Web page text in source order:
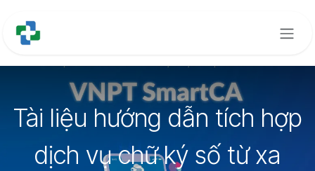
Tài liệu hướng dẫn tích hợp
dịch vụ chữ ký số từ xa